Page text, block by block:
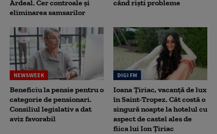
Ardeal. Cer controale și
eliminarea samsarilor
când riști probleme
NEWSWEEK
Beneficiu la pensie pentru o
categorie de pensionari.
Consiliul legislativ a dat
aviz favorabil
DIGI FM
Ioana Țiriac, vacanță de lux
în Saint-Tropez. Cât costă o
singură noapte la hotelul cu
aspect de castel ales de
fiica lui Ion Țiriac